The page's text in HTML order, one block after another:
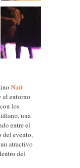
Nuit
el entorno
los
una
entre el
del evento,
atractivo
del